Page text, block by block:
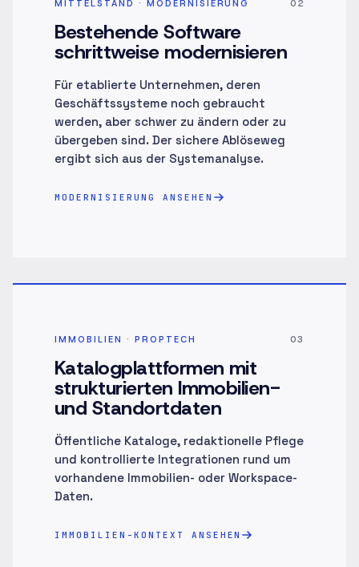
MITTELSTAND · MODERNISIERUNG 02
Bestehende Software
schrittweise modernisieren
Für etablierte Unternehmen, deren
Geschäftssysteme noch gebraucht
werden, aber schwer zu ändern oder zu
übergeben sind. Der sichere Ablöseweg
ergibt sich aus der Systemanalyse.
MODERNISIERUNG ANSEHEN
IMMOBILIEN · PROPTECH 03
Katalogplattformen mit
strukturierten Immobilien-
und Standortdaten
Öffentliche Kataloge, redaktionelle Pflege
und kontrollierte Integrationen rund um
vorhandene Immobilien- oder Workspace-
Daten.
IMMOBILIEN-KONTEXT ANSEHEN